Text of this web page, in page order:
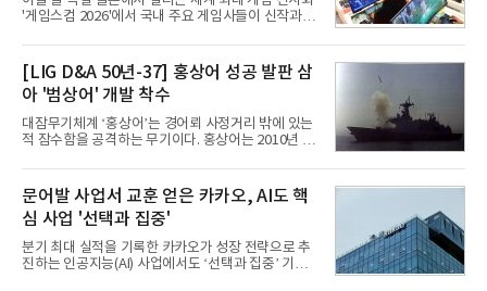
'게임스컴 2026'에서 국내 주요 게임사들이 신작과 글
체별로 엇갈린 가운데 하반기 신작 흥행과 해외 시장
성과가 실적을 좌우할 핵심 변수로 떠오르고 있다.8일
업계에 따르면 올해 상반기 게임업계는 기업별 성적
표가 크게 갈렸다. 대표적으로 크래프톤은 'PUBG: 배
틀그라운드'의 안정적인 성장에 힘입어 상반기 연결
기준 매출 2조6616억원, 영업이익 9725억원으로 역
대 최대 실적을 기록했다. 엔씨도 올해 출시한 '아이온
동기 대
[LIG D&A 50년-37] 홍상어 성공 발판 삼
아 '범상어' 개발 착수
대잠무기체계 ‘홍상어’는 경어뢰 사정거리 밖에 있는
적 잠수함을 공격하는 무기이다. 홍상어는 2010년 넥
이뤄졌다. 이후 2012년 한국형 구축함(KDX-1) 이상
의 함정에 실전 배치됐다.그해 7월 해군은 동해상에서
성능 검증을 위해 홍상어 시험발사를 실시했다. 이때
홍상어가 목표 지점에서 입수한 후 표적을 타격하지
못하고 물속에서 멈춰버리는 예상 밖의 일이 벌어졌
다. 2차 품질확인 사격 시험에서도 만족스러운 결과를
얻지 못했다. 완벽한 신뢰성 확보를 위해 LIG넥스원은
문어발 사업서 교훈 얻은 카카오, AI도 핵
심 사업 '선택과 집중'
분기 최대 실적을 기록한 카카오가 성장 전략으로 추
진하는 인공지능(AI) 사업에서도 ‘선택과 집중’ 기조